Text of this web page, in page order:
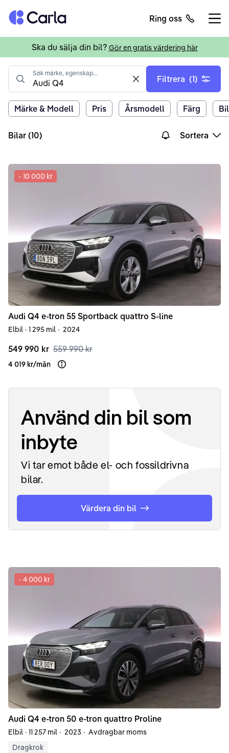
Tillbaka till startsidan Ring oss
Ska du sälja din bil? Gör en gratis värdering här
Sök märke, egenskap...
Clear valueFiltrera (1)
Märke & Modell Pris Årsmodell Färg
Bilar (10) Sortera
- 10 000 kr
Audi Q4 e-tron 55 Sportback quattro S-line
Elbil · 1 295 mil · 2024
549 990 kr 559 990 kr
4 019 kr/mån Läs mer om finansiering
- 4 000 kr
Audi Q4 e-tron 50 e-tron quattro Proline
Elbil · 11 257 mil · 2023 · Avdragbar moms
Dragkrok
Använd din bil som
inbyte
Vi tar emot både el- och fossildrivna
bilar.
Värdera din bil